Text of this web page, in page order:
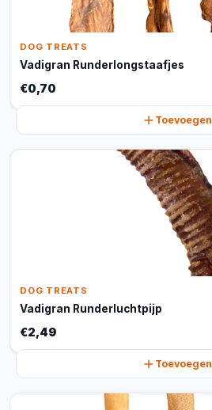
DOG TREATS
Vadigran Runderlongstaafjes
€0,70
Toevoegen
DOG TREATS
Vadigran Runderluchtpijp
€2,49
Toevoegen